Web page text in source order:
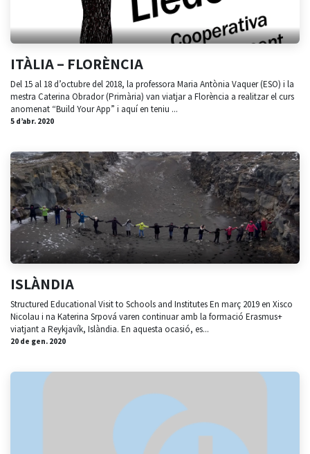
ITÀLIA – FLORÈNCIA
Del 15 al 18 d’octubre del 2018, la professora Maria Antònia Vaquer (ESO) i la
mestra Caterina Obrador (Primària) van viatjar a Florència a realitzar el curs
anomenat “Build Your App” i aquí en teniu ...
5 d’abr. 2020
ISLÀNDIA
Structured Educational Visit to Schools and Institutes En març 2019 en Xisco
Nicolau i na Katerina Srpová varen continuar amb la formació Erasmus+
viatjant a Reykjavík, Islàndia. En aquesta ocasió, es...
20 de gen. 2020